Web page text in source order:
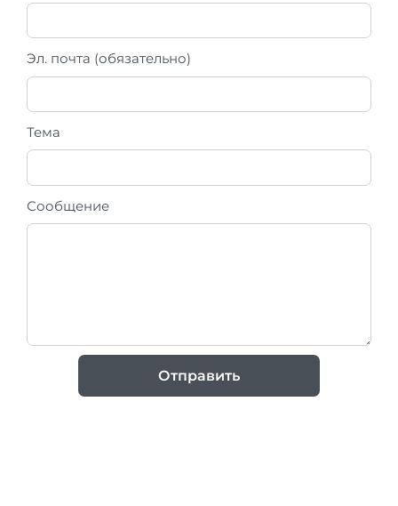
Эл. почта (обязательно)
Тема
Сообщение
Отправить